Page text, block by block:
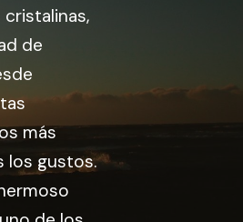
de
más
los gustos.